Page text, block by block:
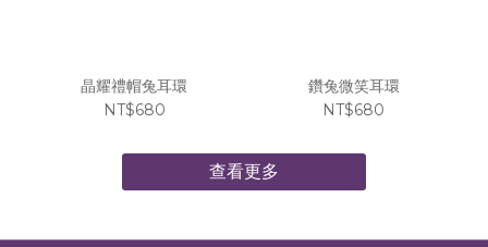
晶耀禮帽兔耳環
NT$680
鑽兔微笑耳環
NT$680
查看更多